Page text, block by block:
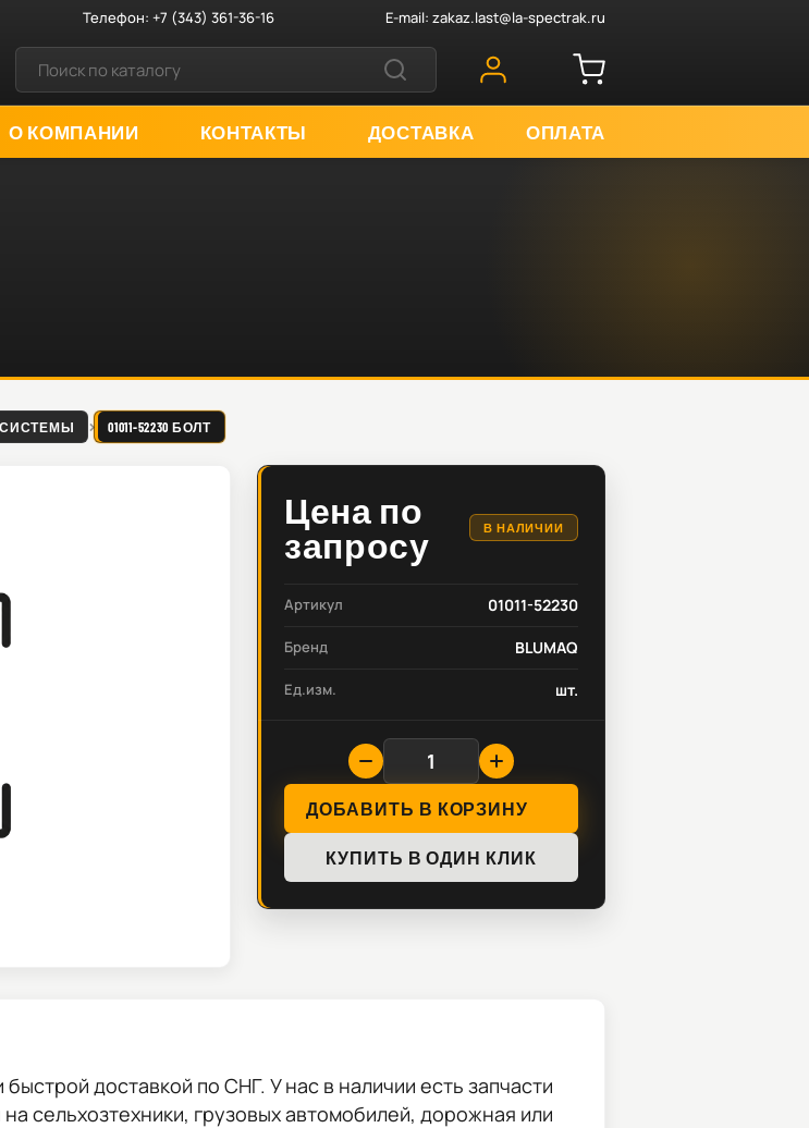
Телефон:+7 (343) 361-36-16 E-mail: zakaz.last@la-spectrak.ru
О КОМПАНИИ КОНТАКТЫ ДОСТАВКА ОПЛАТА
01011-52230 БОЛТ
Цена по
запросу
В НАЛИЧИИ
Артикул 01011-52230
Бренд BLUMAQ
Ед.изм. шт.
ДОБАВИТЬ В КОРЗИНУ
КУПИТЬ В ОДИН КЛИК
доставкой по СНГ. У нас в наличии есть запчасти
сельхозтехники, грузовых автомобилей, дорожная или